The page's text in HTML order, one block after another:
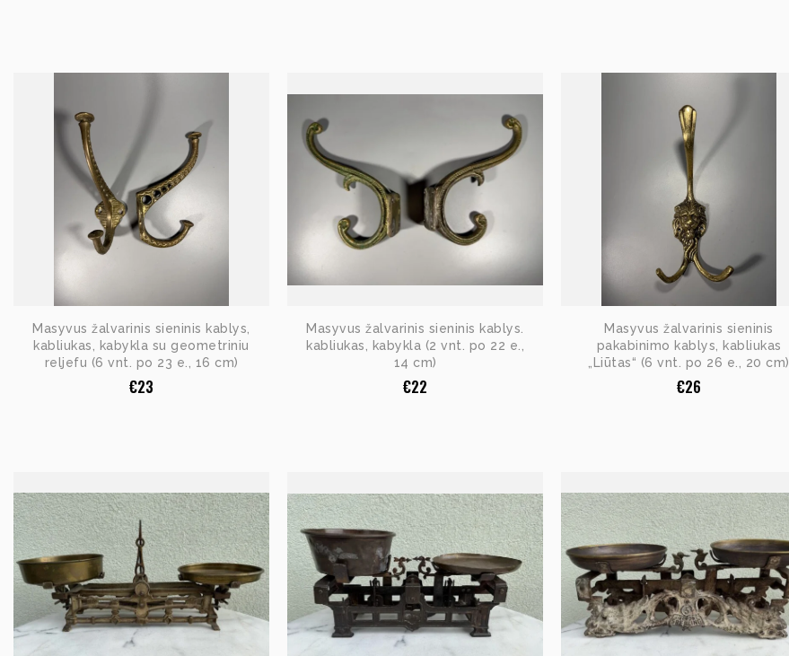
Masyvus žalvarinis sieninis kablys,
kabliukas, kabykla su geometriniu
reljefu (6 vnt. po 23 e., 16 cm)
€23
Masyvus žalvarinis sieninis kablys.
kabliukas, kabykla (2 vnt. po 22 e.,
14 cm)
€22
Masyvus žalvarinis sieninis
pakabinimo kablys, kabliukas
„Liūtas“ (6 vnt. po 26 e., 20 cm)
€26